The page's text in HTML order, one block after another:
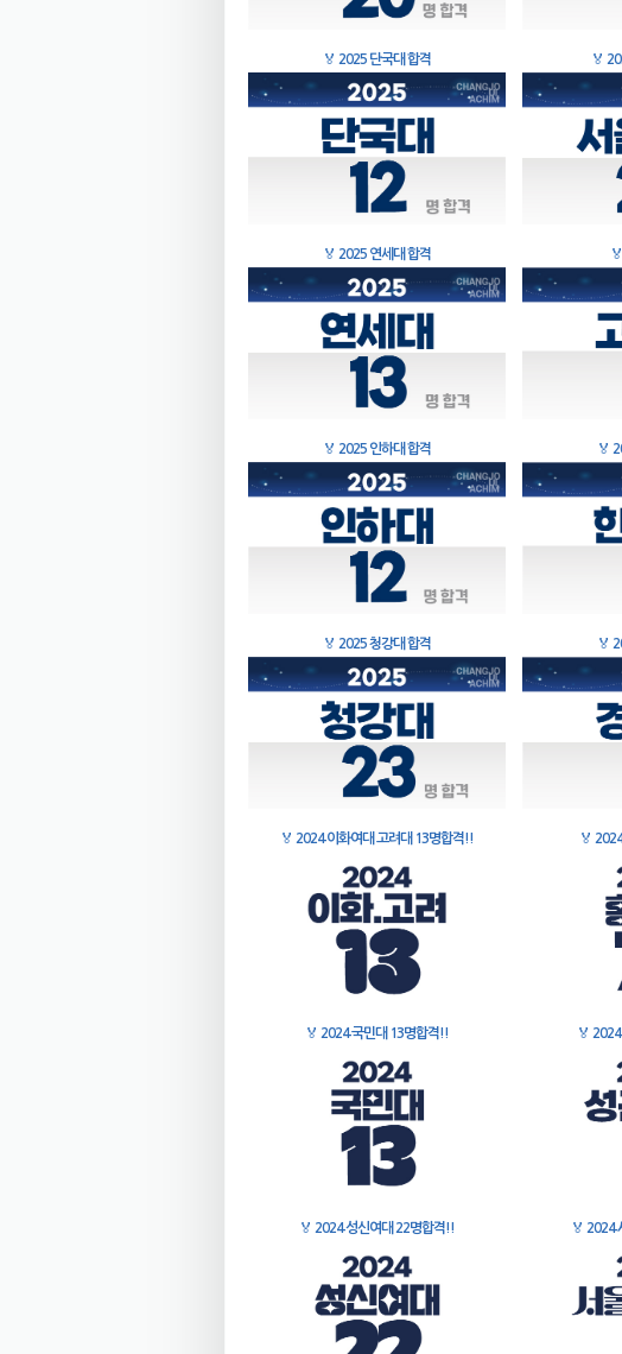
🏅 2025 단국대 합격 🏅
🏅 2025 연세대 합격 🏅
🏅 2025 인하대 합격 🏅
🏅 2025 청강대 합격 🏅
🏅 2024 이화여대 고려대 13명합격!! 🏅
🏅 2024 국민대 13명합격!! 🏅
🏅 2024 성신여대 22명합격!! 🏅 2024